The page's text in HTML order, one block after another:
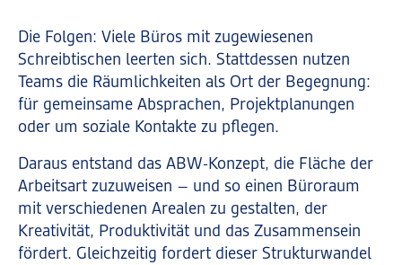
Die Folgen: Viele Büros mit zugewiesenen
Schreibtischen leerten sich. Stattdessen nutzen
Teams die Räumlichkeiten als Ort der Begegnung:
für gemeinsame Absprachen, Projektplanungen
oder um soziale Kontakte zu pflegen.
Daraus entstand das ABW-Konzept, die Fläche der
Arbeitsart zuzuweisen – und so einen Büroraum
mit verschiedenen Arealen zu gestalten, der
Kreativität, Produktivität und das Zusammensein
fördert. Gleichzeitig fordert dieser Strukturwandel